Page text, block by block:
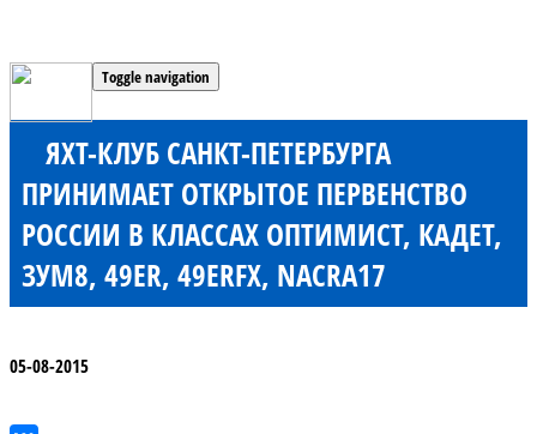
Toggle navigation
ЯХТ-КЛУБ САНКТ-ПЕТЕРБУРГА
ПРИНИМАЕТ ОТКРЫТОЕ ПЕРВЕНСТВО
РОССИИ В КЛАССАХ ОПТИМИСТ, КАДЕТ,
ЗУМ8, 49ER, 49ERFX, NACRA17
05-08-2015